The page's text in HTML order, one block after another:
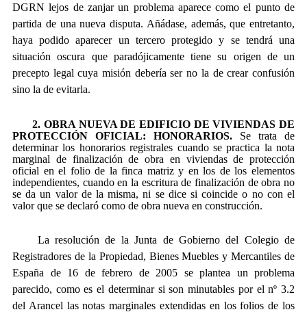
DGRN lejos de zanjar un problema aparece como el punto de
partida de una nueva disputa. Añádase, además, que entretanto,
haya podido aparecer un tercero protegido y se tendrá una
situación oscura que paradójicamente tiene su origen de un
precepto legal cuya misión debería ser no la de crear confusión
sino la de evitarla.
2. OBRA NUEVA DE EDIFICIO DE VIVIENDAS DE
PROTECCIÓN OFICIAL: HONORARIOS. Se trata de
determinar los honorarios registrales cuando se practica la nota
marginal de finalización de obra en viviendas de protección
oficial en el folio de la finca matriz y en los de los elementos
independientes, cuando en la escritura de finalización de obra no
se da un valor de la misma, ni se dice si coincide o no con el
valor que se declaró como de obra nueva en construcción.
La resolución de la Junta de Gobierno del Colegio de
Registradores de la Propiedad, Bienes Muebles y Mercantiles de
España de 16 de febrero de 2005 se plantea un problema
parecido, como es el determinar si son minutables por el nº 3.2
del Arancel las notas marginales extendidas en los folios de los